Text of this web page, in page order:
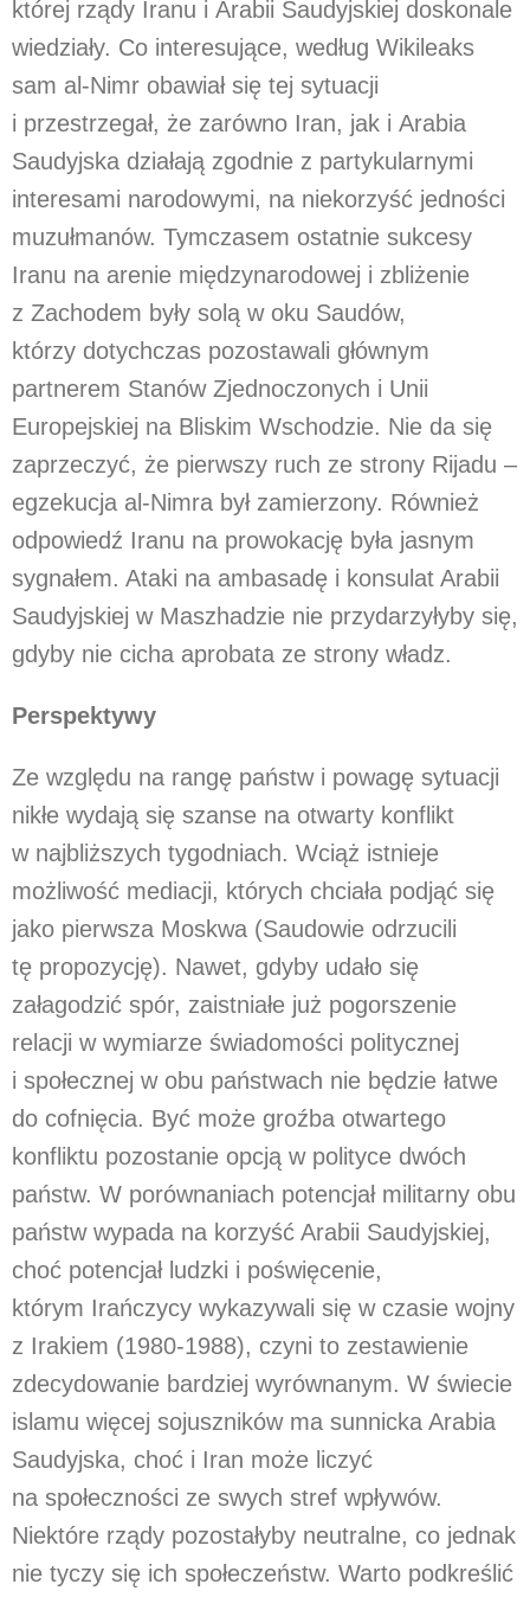
której rządy Iranu i Arabii Saudyjskiej doskonale
wiedziały. Co interesujące, według Wikileaks
sam al-Nimr obawiał się tej sytuacji
i przestrzegał, że zarówno Iran, jak i Arabia
Saudyjska działają zgodnie z partykularnymi
interesami narodowymi, na niekorzyść jedności
muzułmanów. Tymczasem ostatnie sukcesy
Iranu na arenie międzynarodowej i zbliżenie
z Zachodem były solą w oku Saudów,
którzy dotychczas pozostawali głównym
partnerem Stanów Zjednoczonych i Unii
Europejskiej na Bliskim Wschodzie. Nie da się
zaprzeczyć, że pierwszy ruch ze strony Rijadu –
egzekucja al-Nimra był zamierzony. Również
odpowiedź Iranu na prowokację była jasnym
sygnałem. Ataki na ambasadę i konsulat Arabii
Saudyjskiej w Maszhadzie nie przydarzyłyby się,
gdyby nie cicha aprobata ze strony władz.
Perspektywy
Ze względu na rangę państw i powagę sytuacji
nikłe wydają się szanse na otwarty konflikt
w najbliższych tygodniach. Wciąż istnieje
możliwość mediacji, których chciała podjąć się
jako pierwsza Moskwa (Saudowie odrzucili
tę propozycję). Nawet, gdyby udało się
załagodzić spór, zaistniałe już pogorszenie
relacji w wymiarze świadomości politycznej
i społecznej w obu państwach nie będzie łatwe
do cofnięcia. Być może groźba otwartego
konfliktu pozostanie opcją w polityce dwóch
państw. W porównaniach potencjał militarny obu
państw wypada na korzyść Arabii Saudyjskiej,
choć potencjał ludzki i poświęcenie,
którym Irańczycy wykazywali się w czasie wojny
z Irakiem (1980-1988), czyni to zestawienie
zdecydowanie bardziej wyrównanym. W świecie
islamu więcej sojuszników ma sunnicka Arabia
Saudyjska, choć i Iran może liczyć
na społeczności ze swych stref wpływów.
Niektóre rządy pozostałyby neutralne, co jednak
nie tyczy się ich społeczeństw. Warto podkreślić